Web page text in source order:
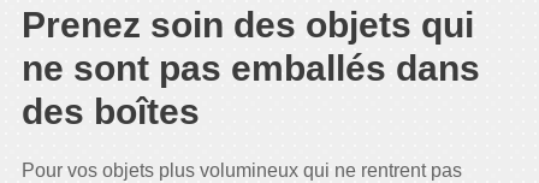
Prenez soin des objets qui
ne sont pas emballés dans
des boîtes
Pour vos objets plus volumineux qui ne rentrent pas